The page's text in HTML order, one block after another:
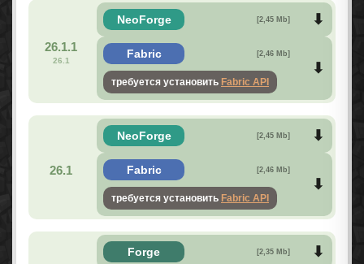
26.1.1
26.1
NeoForge [2,45 Mb]
Fabric [2,46 Mb]
требуется установить Fabric API
26.1
NeoForge [2,45 Mb]
Fabric [2,46 Mb]
требуется установить Fabric API
Forge [2,35 Mb]